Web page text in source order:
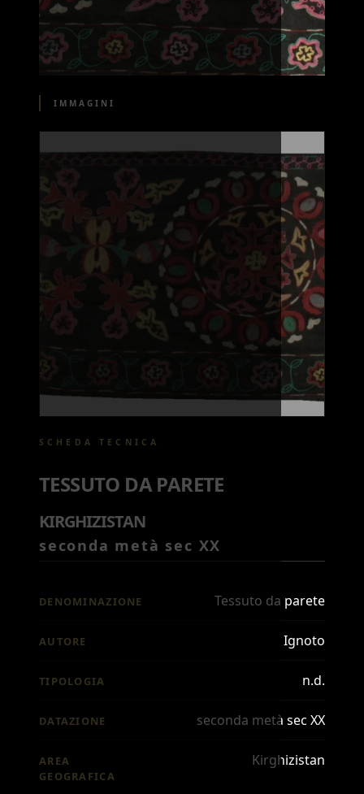
IMMAGINI
SCHEDA TECNICA
TESSUTO DA PARETE
KIRGHIZISTAN
seconda metà sec XX
DENOMINAZIONE Tessuto da parete
AUTORE Ignoto
TIPOLOGIA n.d.
DATAZIONE seconda metà sec XX
AREA
GEOGRAFICA
Kirghizistan